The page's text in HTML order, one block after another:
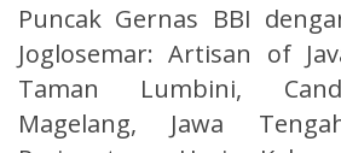
Puncak Gernas BBI
Joglosemar: Artisan of
Taman Lumbini,
Magelang, Jawa